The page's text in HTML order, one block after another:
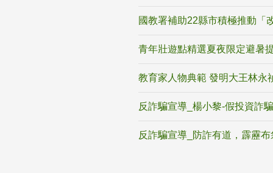
國教署補助22縣市積極推動「
青年壯遊點精選夏夜限定避暑
教育家人物典範 發明大王林永
反詐騙宣導_楊小黎-假投資詐騙
反詐騙宣導_防詐有道，霹靂